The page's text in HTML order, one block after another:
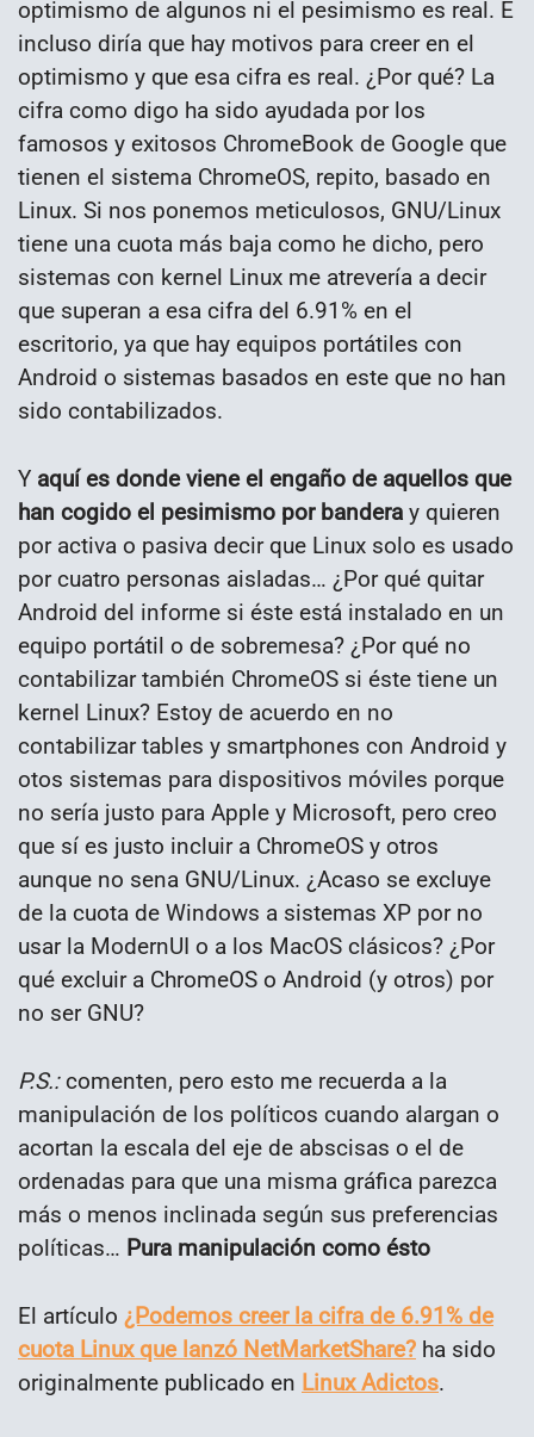
optimismo de algunos ni el pesimismo es real. E
incluso diría que hay motivos para creer en el
optimismo y que esa cifra es real. ¿Por qué? La
cifra como digo ha sido ayudada por los
famosos y exitosos ChromeBook de Google que
tienen el sistema ChromeOS, repito, basado en
Linux. Si nos ponemos meticulosos, GNU/Linux
tiene una cuota más baja como he dicho, pero
sistemas con kernel Linux me atrevería a decir
que superan a esa cifra del 6.91% en el
escritorio, ya que hay equipos portátiles con
Android o sistemas basados en este que no han
sido contabilizados.
Y aquí es donde viene el engaño de aquellos que
han cogido el pesimismo por bandera y quieren
por activa o pasiva decir que Linux solo es usado
por cuatro personas aisladas… ¿Por qué quitar
Android del informe si éste está instalado en un
equipo portátil o de sobremesa? ¿Por qué no
contabilizar también ChromeOS si éste tiene un
kernel Linux? Estoy de acuerdo en no
contabilizar tables y smartphones con Android y
otos sistemas para dispositivos móviles porque
no sería justo para Apple y Microsoft, pero creo
que sí es justo incluir a ChromeOS y otros
aunque no sena GNU/Linux. ¿Acaso se excluye
de la cuota de Windows a sistemas XP por no
usar la ModernUI o a los MacOS clásicos? ¿Por
qué excluir a ChromeOS o Android (y otros) por
no ser GNU?
P.S.:comenten, pero esto me recuerda a la
manipulación de los políticos cuando alargan o
acortan la escala del eje de abscisas o el de
ordenadas para que una misma gráfica parezca
más o menos inclinada según sus preferencias
políticas… Pura manipulación como ésto
El artículo ¿Podemos creer la cifra de 6.91% de
cuota Linux que lanzó NetMarketShare? ha sido
originalmente publicado en Linux Adictos.